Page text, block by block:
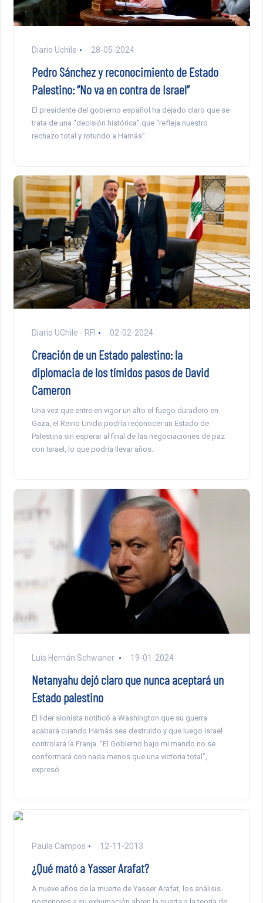
Diario Uchile 28-05-2024
Pedro Sánchez y reconocimiento de Estado
Palestino: “No va en contra de Israel”
El presidente del gobierno español ha dejado claro que se
trata de una “decisión histórica” que “refleja nuestro
rechazo total y rotundo a Hamás”.
Diario UChile - RFI 02-02-2024
Creación de un Estado palestino: la
diplomacia de los tímidos pasos de David
Cameron
Una vez que entre en vigor un alto el fuego duradero en
Gaza, el Reino Unido podría reconocer un Estado de
Palestina sin esperar al final de las negociaciones de paz
con Israel, lo que podría llevar años.
Luis Hernán Schwaner 19-01-2024
Netanyahu dejó claro que nunca aceptará un
Estado palestino
El líder sionista notificó a Washington que su guerra
acabará cuando Hamás sea destruido y que luego Israel
controlará la Franja. “El Gobierno bajo mi mando no se
conformará con nada menos que una victoria total”,
expresó.
Paula Campos 12-11-2013
¿Qué mató a Yasser Arafat?
A nueve años de la muerte de Yasser Arafat, los análisis